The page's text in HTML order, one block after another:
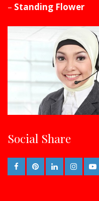
– Standing Flower
Social Share